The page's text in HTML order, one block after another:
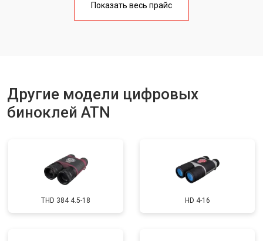
от 2000 ₽
Замена матрицы
Замена USB порта от 800 ₽ Заказать
Замена процессора от 1200 ₽ Заказать
Показать весь прайс
Другие модели цифровых
биноклей ATN
THD 384 4.5-18 HD 4-16